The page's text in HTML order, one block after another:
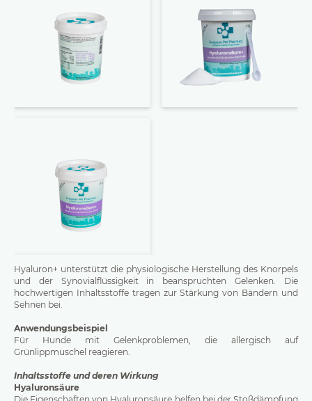
Hyaluron+ unterstützt die physiologische Herstellung des Knorpels
und der Synovialflüssigkeit in beanspruchten Gelenken. Die
hochwertigen Inhaltsstoffe tragen zur Stärkung von Bändern und
Sehnen bei.
Anwendungsbeispiel
Für Hunde mit Gelenkproblemen, die allergisch auf
Grünlippmuschel reagieren.
Inhaltsstoffe und deren Wirkung
Hyaluronsäure